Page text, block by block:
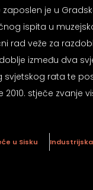
zaposlen je u
ispita u
rad veže za
između dva
svjetskog rata te
2010. stječe zvanje
u Sisku